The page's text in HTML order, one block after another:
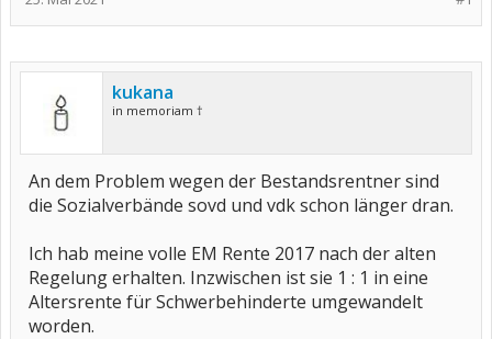
kukana
in memoriam †
An dem Problem wegen der Bestandsrentner sind
die Sozialverbände sovd und vdk schon länger dran.
Ich hab meine volle EM Rente 2017 nach der alten
Regelung erhalten. Inzwischen ist sie 1 : 1 in eine
Altersrente für Schwerbehinderte umgewandelt
worden.